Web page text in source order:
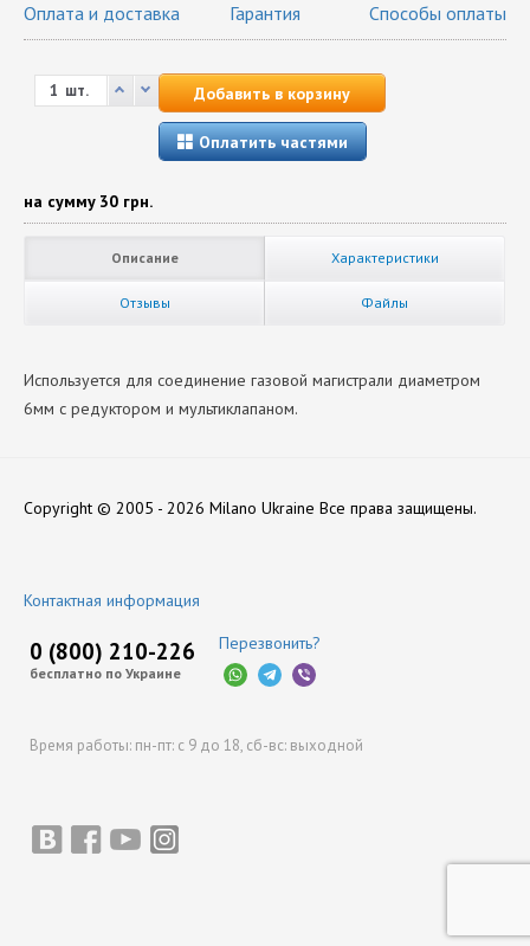
Оплата и доставка
Гарантия Способы оплаты
шт. Добавить в корзину
Оплатить частями
на сумму 30 грн.
Описание Характеристики
Отзывы Файлы
Используется для соединение газовой магистрали диаметром
6мм с редуктором и мультиклапаном.
Производитель
Copyright © 2005 - 2026 Milano Ukraine Все права защищены.
Контактная информация
0 (800) 210-226
бесплатно по Украине
Перезвонить?
Время работы: пн-пт: с 9 до 18, сб-вс: выходной